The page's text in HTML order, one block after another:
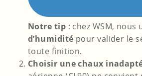
Notre tip : chez WSM,
d’humidité pour valider le
toute finition.
Choisir une chaux